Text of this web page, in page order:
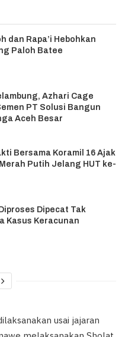
dan Rapa’i Hebohkan
Paloh Batee
Azhari Cage
PT Solusi Bangun
Aceh Besar
Bersama Koramil 16 Ajak
Putih Jelang HUT ke-
Dipecat Tak
Kasus Keracunan
usai jajaran